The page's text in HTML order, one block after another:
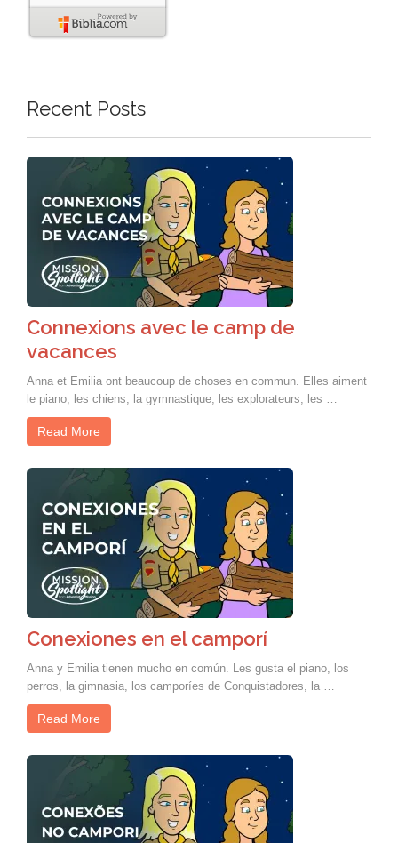
Recent Posts
Connexions avec le camp de
vacances
Anna et Emilia ont beaucoup de choses en commun. Elles aiment
le piano, les chiens, la gymnastique, les explorateurs, les …
Read More
Conexiones en el camporí
Anna y Emilia tienen mucho en común. Les gusta el piano, los
perros, la gimnasia, los camporíes de Conquistadores, la …
Read More